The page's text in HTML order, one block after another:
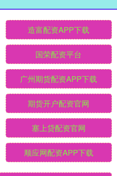
造富配资APP下载
国荣配资平台
广州期货配资APP下载
期货开户配资官网
塞上贷配资官网
顺应网配资APP下载